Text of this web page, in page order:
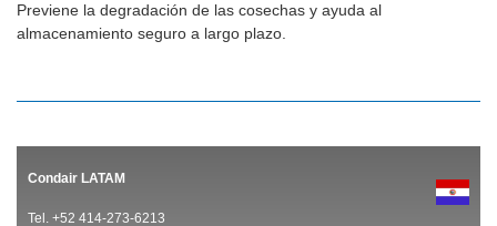
Previene la degradación de las cosechas y ayuda al
almacenamiento seguro a largo plazo.
Condair LATAM
Tel. +52 414-273-6213